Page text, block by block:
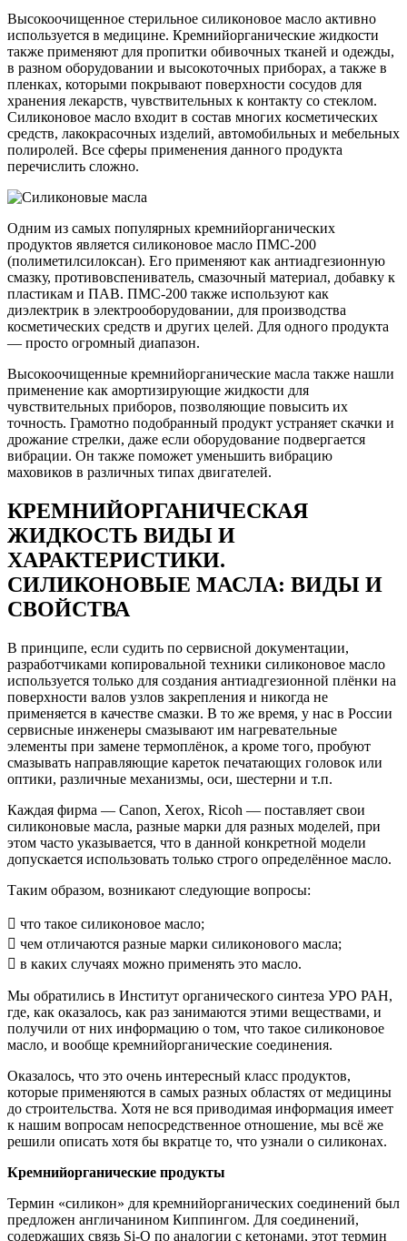
Высокоочищенное стерильное силиконовое масло активно
используется в медицине. Кремнийорганические жидкости
также применяют для пропитки обивочных тканей и одежды,
в разном оборудовании и высокоточных приборах, а также в
пленках, которыми покрывают поверхности сосудов для
хранения лекарств, чувствительных к контакту со стеклом.
Силиконовое масло входит в состав многих косметических
средств, лакокрасочных изделий, автомобильных и мебельных
полиролей. Все сферы применения данного продукта
перечислить сложно.
Одним из самых популярных кремнийорганических
продуктов является силиконовое масло ПМС-200
(полиметилсилоксан). Его применяют как антиадгезионную
смазку, противовспениватель, смазочный материал, добавку к
пластикам и ПАВ. ПМС-200 также используют как
диэлектрик в электрооборудовании, для производства
косметических средств и других целей. Для одного продукта
— просто огромный диапазон.
Высокоочищенные кремнийорганические масла также нашли
применение как амортизирующие жидкости для
чувствительных приборов, позволяющие повысить их
точность. Грамотно подобранный продукт устраняет скачки и
дрожание стрелки, даже если оборудование подвергается
вибрации. Он также поможет уменьшить вибрацию
маховиков в различных типах двигателей.
КРЕМНИЙОРГАНИЧЕСКАЯ
ЖИДКОСТЬ ВИДЫ И
ХАРАКТЕРИСТИКИ.
СИЛИКОНОВЫЕ МАСЛА: ВИДЫ И
СВОЙСТВА
В принципе, если судить по сервисной документации,
разработчиками копировальной техники силиконовое масло
используется только для создания антиадгезионной плёнки на
поверхности валов узлов закрепления и никогда не
применяется в качестве смазки. В то же время, у нас в России
сервисные инженеры смазывают им нагревательные
элементы при замене термоплёнок, а кроме того, пробуют
смазывать направляющие кареток печатающих головок или
оптики, различные механизмы, оси, шестерни и т.п.
Каждая фирма — Canon, Xerox, Ricoh — поставляет свои
силиконовые масла, разные марки для разных моделей, при
этом часто указывается, что в данной конкретной модели
допускается использовать только строго определённое масло.
Таким образом, возникают следующие вопросы:
 что такое силиконовое масло;
 чем отличаются разные марки силиконового масла;
 в каких случаях можно применять это масло.
Мы обратились в Институт органического синтеза УРО РАН,
где, как оказалось, как раз занимаются этими веществами, и
получили от них информацию о том, что такое силиконовое
масло, и вообще кремнийорганические соединения.
Оказалось, что это очень интересный класс продуктов,
которые применяются в самых разных областях от медицины
до строительства. Хотя не вся приводимая информация имеет
к нашим вопросам непосредственное отношение, мы всё же
решили описать хотя бы вкратце то, что узнали о силиконах.
Кремнийорганические продукты
Термин «силикон» для кремнийорганических соединений был
предложен англичанином Киппингом. Для соединений,
содержащих связь Si-O по аналогии с кетонами, этот термин